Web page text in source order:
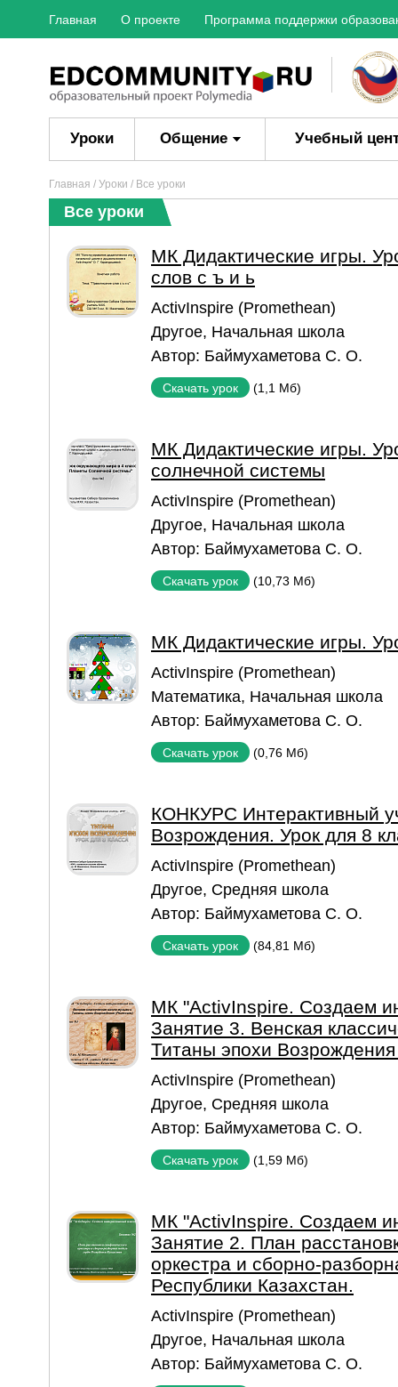
Главная О проекте Программа поддержки
Уроки Общение Учебный
Главная / Уроки / Все уроки
Все уроки
МК Дидактические игры.
слов с ъ и ь
ActivInspire (Promethean)
Другое, Начальная школа
Автор: Баймухаметова С. О.
Скачать урок (1,1 Мб)
МК Дидактические игры.
солнечной системы
ActivInspire (Promethean)
Другое, Начальная школа
Автор: Баймухаметова С. О.
Скачать урок (10,73 Мб)
МК Дидактические игры.
ActivInspire (Promethean)
Математика, Начальная школа
Автор: Баймухаметова С. О.
Скачать урок (0,76 Мб)
КОНКУРС Интерактивный
Возрождения. Урок для 8
ActivInspire (Promethean)
Другое, Средняя школа
Автор: Баймухаметова С. О.
Скачать урок (84,81 Мб)
МК "ActivInspire. Создаем
Занятие 3. Венская
Титаны эпохи
ActivInspire (Promethean)
Другое, Средняя школа
Автор: Баймухаметова С. О.
Скачать урок (1,59 Мб)
МК "ActivInspire. Создаем
Занятие 2. План
оркестра и сборно-
Республики Казахстан.
ActivInspire (Promethean)
Другое, Начальная школа
Автор: Баймухаметова С. О.